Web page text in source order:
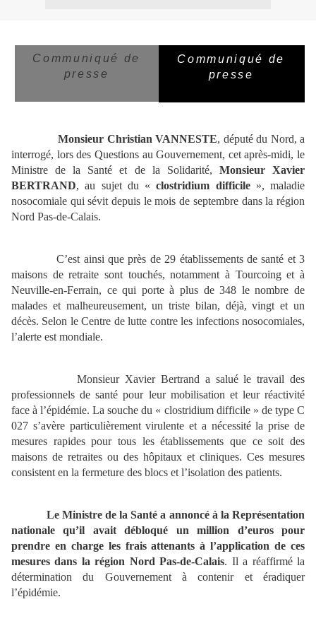
Communiqué de
presse
Communiqué de
presse
Monsieur Christian VANNESTE, député du Nord, a
interrogé, lors des Questions au Gouvernement, cet après-midi, le
Ministre de la Santé et de la Solidarité, Monsieur Xavier
BERTRAND, au sujet du «clostridium difficile», maladie
nosocomiale qui sévit depuis le mois de septembre dans la région
Nord Pas-de-Calais.
C’est ainsi que près de 29 établissements de santé et 3
maisons de retraite sont touchés, notamment à Tourcoing et à
Neuville-en-Ferrain, ce qui porte à plus de 348 le nombre de
malades et malheureusement, un triste bilan, déjà, vingt et un
décès. Selon le Centre de lutte contre les infections nosocomiales,
l’alerte est mondiale.
Monsieur Xavier Bertrand a salué le travail des
professionnels de santé pour leur mobilisation et leur réactivité
face à l’épidémie. La souche du « clostridium difficile » de type C
027 s’avère particulièrement virulente et a nécessité la prise de
mesures rapides pour tous les établissements que ce soit des
maisons de retraites ou des hôpitaux et cliniques. Ces mesures
consistent en la fermeture des blocs et l’isolation des patients.
Le Ministre de la Santé a annoncé à la Représentation
nationale qu’il avait débloqué un million d’euros pour
prendre en charge les frais attenants à l’application de ces
mesures dans la région Nord Pas-de-Calais. Il a réaffirmé la
détermination du Gouvernement à contenir et éradiquer
l’épidémie.